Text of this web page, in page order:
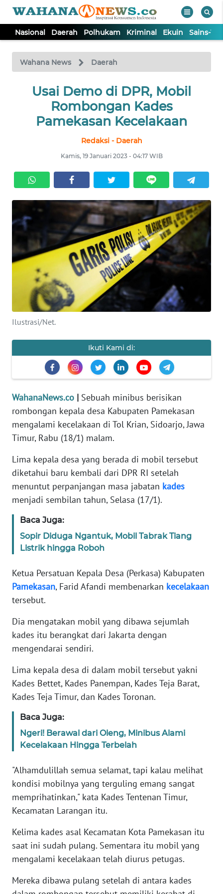
Nasional Daerah Polhukam Kriminal Ekuin Sains-
Wahana News Daerah
Usai Demo di DPR, Mobil
Rombongan Kades
Pamekasan Kecelakaan
Redaksi - Daerah
Kamis, 19 Januari 2023 - 04:17 WIB
Ilustrasi/Net.
Ikuti Kami di:
WahanaNews.co | Sebuah minibus berisikan
rombongan kepala desa Kabupaten Pamekasan
mengalami kecelakaan di Tol Krian, Sidoarjo, Jawa
Timur, Rabu (18/1) malam.
Lima kepala desa yang berada di mobil tersebut
diketahui baru kembali dari DPR RI setelah
menuntut perpanjangan masa jabatan kades
menjadi sembilan tahun, Selasa (17/1).
Baca Juga:
Sopir Diduga Ngantuk, Mobil Tabrak Tiang
Listrik hingga Roboh
Ketua Persatuan Kepala Desa (Perkasa) Kabupaten
Pamekasan, Farid Afandi membenarkan kecelakaan
tersebut.
Dia mengatakan mobil yang dibawa sejumlah
kades itu berangkat dari Jakarta dengan
mengendarai sendiri.
Lima kepala desa di dalam mobil tersebut yakni
Kades Bettet, Kades Panempan, Kades Teja Barat,
Kades Teja Timur, dan Kades Toronan.
Baca Juga:
Ngeri! Berawal dari Oleng, Minibus Alami
Kecelakaan Hingga Terbelah
"Alhamdulillah semua selamat, tapi kalau melihat
kondisi mobilnya yang terguling emang sangat
memprihatinkan," kata Kades Tentenan Timur,
Kecamatan Larangan itu.
Kelima kades asal Kecamatan Kota Pamekasan itu
saat ini sudah pulang. Sementara itu mobil yang
mengalami kecelakaan telah diurus petugas.
Mereka dibawa pulang setelah di antara kades
TV
Tutup
NASIONAL
DAERAH
KRIMINAL
EKUIN
SAINS-TEKNO
KESEHATAN
INTERNASIONAL
SERBA-SERBI
PENDIDIKAN
OLAHRAGA
OPINI
EDITORIAL
INDEKS
BERITA
KAMI
INFO
TENTANG
PEDOMAN
MEDIA
SIBER
REDAKSI
KARIR
DISCLAIMER
Wahana
Regional
SUMUT
WN
JABAR